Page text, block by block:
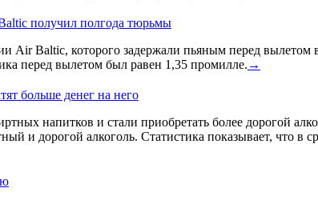
получил полгода тюрьмы
Air Baltic, которого задержали пьяным перед
перед вылетом был равен 1,35 промилле. →
больше денег на него
напитков и стали приобретать более дорогой
и дорогой алкоголь. Статистика показывает, что в